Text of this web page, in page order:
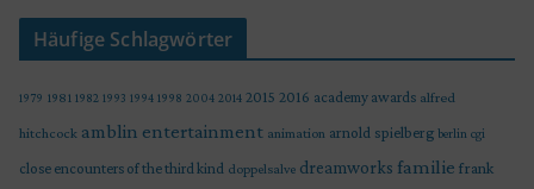
Häufige Schlagwörter
1979 1981 1982 1993 1994 1998 2004 2014 2015 2016 academy awards alfred
hitchcock amblin entertainment animation arnold spielberg berlin cgi
close encounters of the third kind doppelsalve dreamworks familie frank